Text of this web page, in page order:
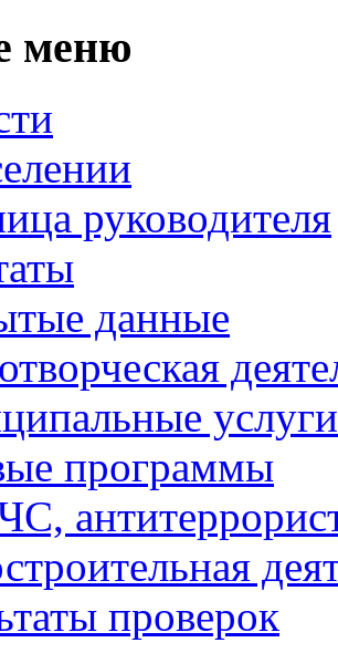
меню
руководителя
данные
услуги
программы
проверок